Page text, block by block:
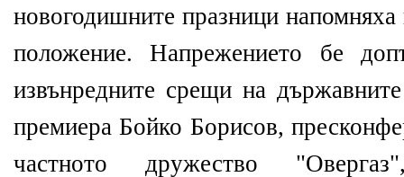
новогодишните празници
положение. Напрежението бе
извънредните срещи на
премиера Бойко Борисов,
частното дружество